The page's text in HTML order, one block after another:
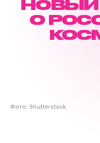
НОВЫЙ
О
Фото: Shutterstock.